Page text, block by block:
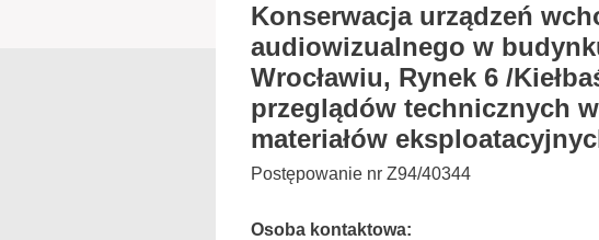
Konserwacja urządzeń
audiowizualnego w
Wrocławiu, Rynek 6 /
przeglądów technicznych
materiałów
Postępowanie nr Z94/40344
Osoba kontaktowa: